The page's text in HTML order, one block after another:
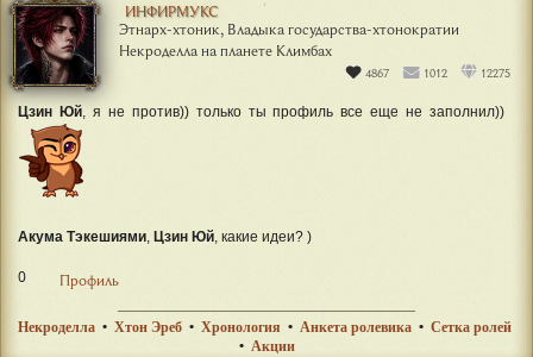
ИНФИРМУКС
Этнарх-хтоник, Владыка государства-хтонократии
Некроделла на планете Климбах
4867 1012 12275
Цзин Юй, я не против)) только ты профиль все еще не заполнил))
Акума Тэкешиями, Цзин Юй, какие идеи? )
0 Профиль
Некроделла • Хтон Эреб • Хронология • Анкета ролевика • Сетка ролей
• Акции